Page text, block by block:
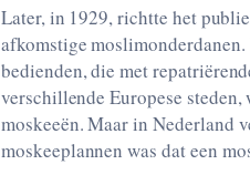
Later, in 1929, richtte het
afkomstige
bedienden, die met
verschillende Europese
moskeeën. Maar in Nederland
moskeeplannen was dat een